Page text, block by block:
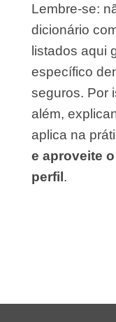
Lembre-se:
dicionário
listados aqui
específico
seguros. Por
além,
aplica na
e aproveite
perfil .